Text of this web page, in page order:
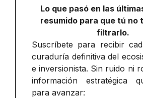
Lo que pasó en las
resumido para que tú no
filtrarlo.
Suscríbete para recibir
curaduría definitiva del
e inversionista. Sin ruido ni
información estratégica
para avanzar: